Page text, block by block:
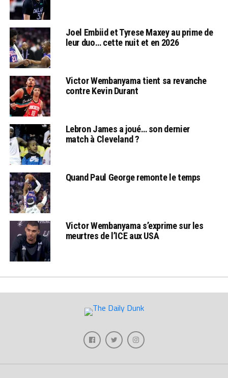
Joel Embiid et Tyrese Maxey au prime de
leur duo… cette nuit et en 2026
Victor Wembanyama tient sa revanche
contre Kevin Durant
Lebron James a joué… son dernier
match à Cleveland ?
Quand Paul George remonte le temps
Victor Wembanyama s’exprime sur les
meurtres de l’ICE aux USA